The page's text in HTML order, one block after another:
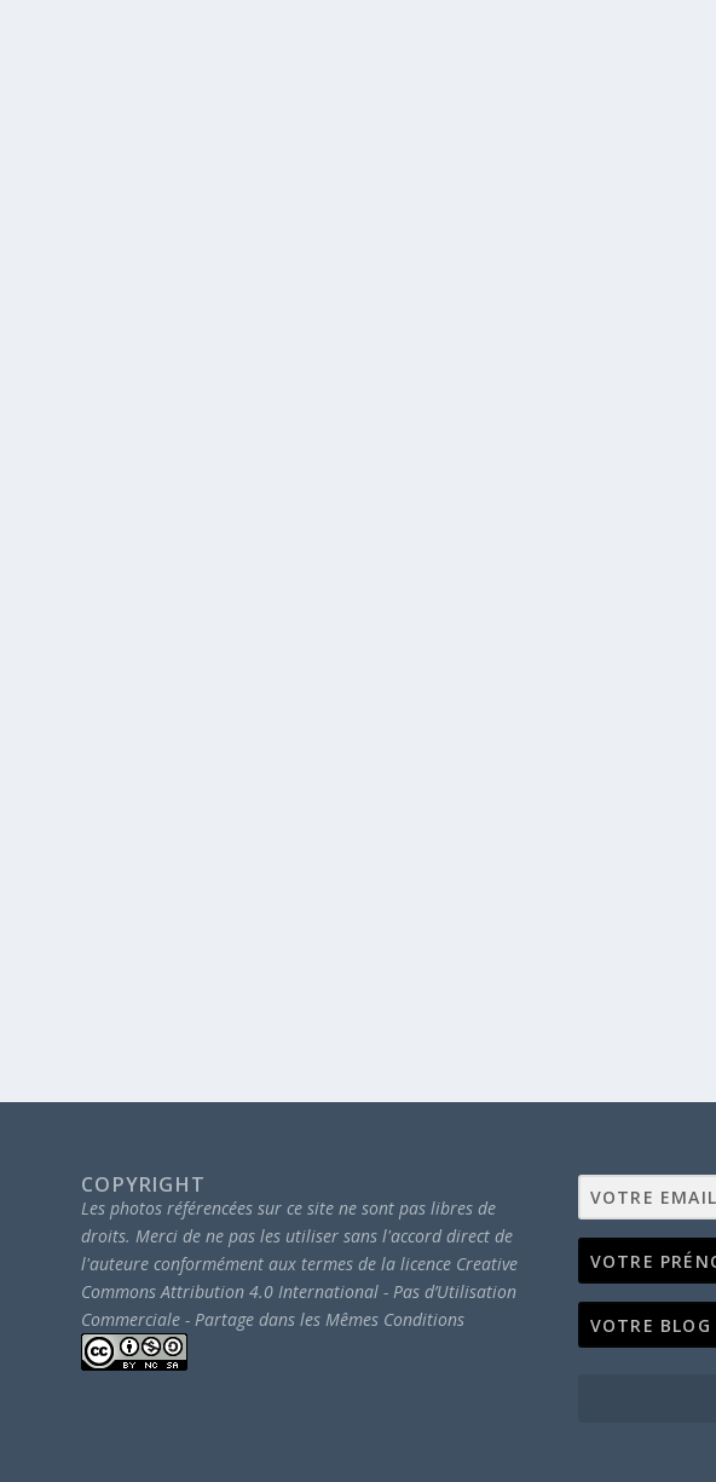
COPYRIGHT
Les photos référencées sur ce site ne sont pas libres de
droits. Merci de ne pas les utiliser sans l'accord direct de
l'auteure conformément aux termes de la licence Creative
Commons Attribution 4.0 International - Pas d’Utilisation
Commerciale - Partage dans les Mêmes Conditions